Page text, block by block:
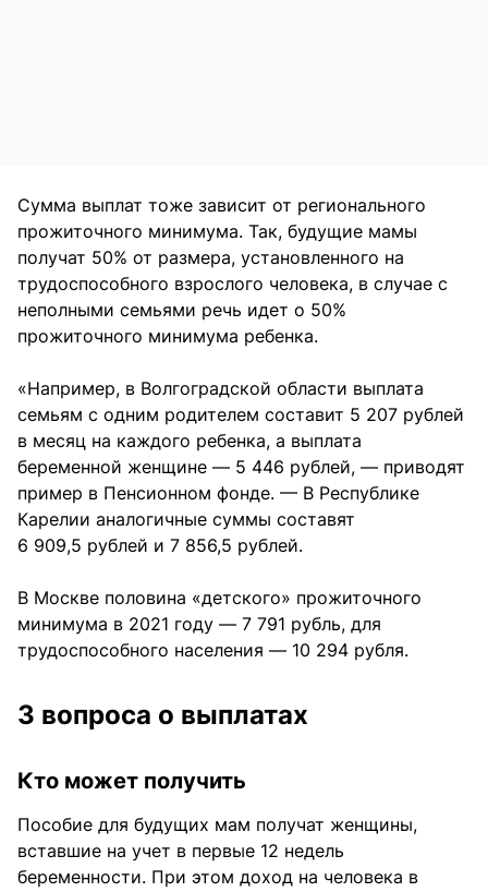
Сумма выплат тоже зависит от регионального
прожиточного минимума. Так, будущие мамы
получат 50% от размера, установленного на
трудоспособного взрослого человека, в случае с
неполными семьями речь идет о 50%
прожиточного минимума ребенка.
«Например, в Волгоградской области выплата
семьям с одним родителем составит 5 207 рублей
в месяц на каждого ребенка, а выплата
беременной женщине — 5 446 рублей, — приводят
пример в Пенсионном фонде. — В Республике
Карелии аналогичные суммы составят
6 909,5 рублей и 7 856,5 рублей.
В Москве половина «детского» прожиточного
минимума в 2021 году — 7 791 рубль, для
трудоспособного населения — 10 294 рубля.
3 вопроса о выплатах
Кто может получить
Пособие для будущих мам получат женщины,
вставшие на учет в первые 12 недель
беременности. При этом доход на человека в